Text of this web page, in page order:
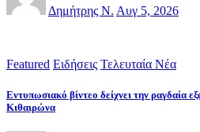
Δημήτρης Ν. Αυγ 5, 2026
Featured Ειδήσεις Τελευταία Νέα
Εντυπωσιακό βίντεο δείχνει την ραγδαία
Κιθαιρώνα